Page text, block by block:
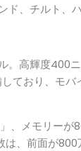
、チルト、
。高輝度400
ており、モバ
メモリーが
、前面が800